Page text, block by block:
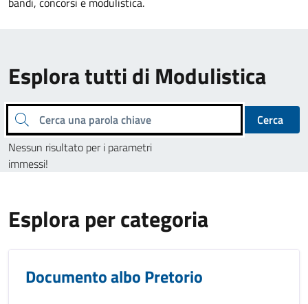
Esplora tutti di Modulistica
Cerca una parola chiave
Cerca
Nessun risultato per i parametri
immessi!
Esplora per categoria
Documento albo Pretorio